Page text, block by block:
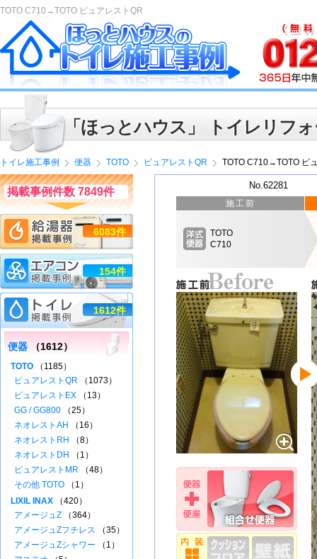
TOTO C710→TOTO ピュアレストQR
「ほっとハウス」 トイレリフ
トイレ施工事例 便器 TOTO ピュアレストQR TOTO C710→TOTO ピ
No.62281
施工前
TOTO
C710
掲載事例件数 7849件
6083件
154件
1612件
便器 （1612）
TOTO （1185）
ピュアレストQR （1073）
ピュアレストEX （13）
GG / GG800 （25）
ネオレストAH
（16）
ネオレストRH
（8）
ネオレストDH
（1）
ピュアレストMR （48）
その他 TOTO （1）
LIXIL INAX （420）
アメージュZ （364）
アメージュZフチレス （35）
アメージュZシャワー （1）